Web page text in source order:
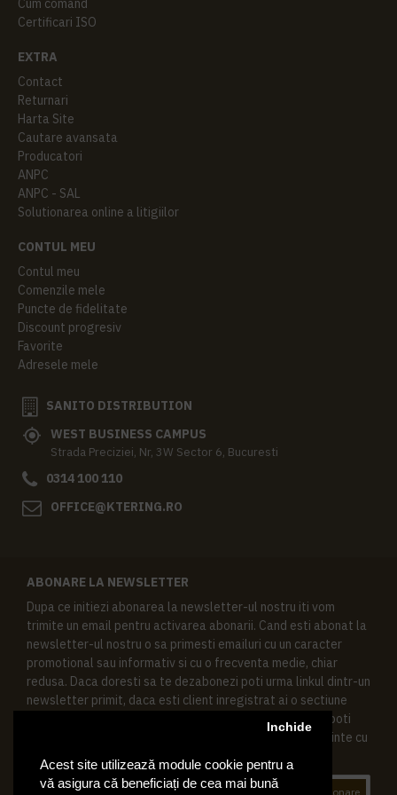
Acest site utilizează module cookie pentru a
vă asigura că beneficiați de cea mai bună
Inchide
Certificari ISO
EXTRA
Contact
Returnari
Harta Site
Cautare avansata
Producatori
ANPC
ANPC - SAL
Solutionarea online a litigiilor
CONTUL MEU
Contul meu
Comenzile mele
Puncte de fidelitate
Discount progresiv
Favorite
Adresele mele
SANITO DISTRIBUTION
WEST BUSINESS CAMPUS
Strada Preciziei, Nr, 3W Sector 6, Bucuresti
0314 100 110
OFFICE@KTERING.RO
ABONARE LA NEWSLETTER
Dupa ce initiezi abonarea la newsletter-ul nostru iti vom
trimite un email pentru activarea abonarii. Cand esti abonat la
newsletter-ul nostru o sa primesti emailuri cu un caracter
promotional sau informativ si cu o frecventa medie, chiar
redusa. Daca doresti sa te dezabonezi poti urma linkul dintr-un
newsletter primit, daca esti client inregistrat ai o sectiune
speciala in contul tau in acest scop, si de asemenea ne poti
contacta oricand pe email pentru orice intrebari sau cerinte cu
Abonare